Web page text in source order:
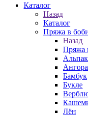
Каталог
Назад
Каталог
Пряжа в
Назад
Пряжа
Ангора
Бамбук
Букле
Лён